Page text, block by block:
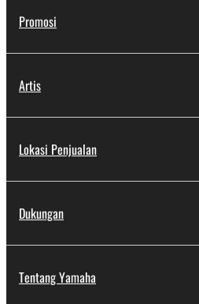
Promosi
Artis
Lokasi Penjualan
Dukungan
Tentang Yamaha